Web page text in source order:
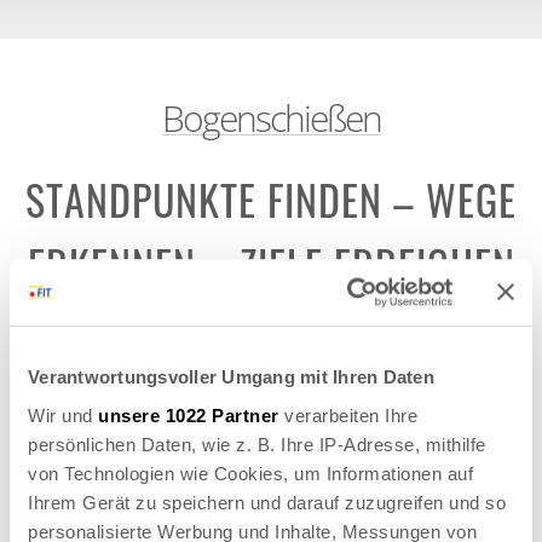
Verantwortungsvoller Umgang mit Ihren Daten
Wir und unsere 1022 Partner verarbeiten Ihre
persönlichen Daten, wie z. B. Ihre IP-Adresse, mithilfe
von Technologien wie Cookies, um Informationen auf
Ihrem Gerät zu speichern und darauf zuzugreifen und so
personalisierte Werbung und Inhalte, Messungen von
Bogenschießen
STANDPUNKTE FINDEN – WEGE
ERKENNEN – ZIELE ERREICHEN
Gewinnen Sie durch diese abwechslungsreiche Weiterbildung
Erleben Sie in einer lebendigen Mischung aus In- und
Outdoormethoden neue Ressourcen und fassen Ihre Ziele klarer
ins Auge. Spezielle Vorkenntnisse oder besondere körperliche
Fähigkeiten sind nicht erforderlich.
Für ein individuelles Angebot kontaktieren Sie bitte
unseren Outdoor-Partner